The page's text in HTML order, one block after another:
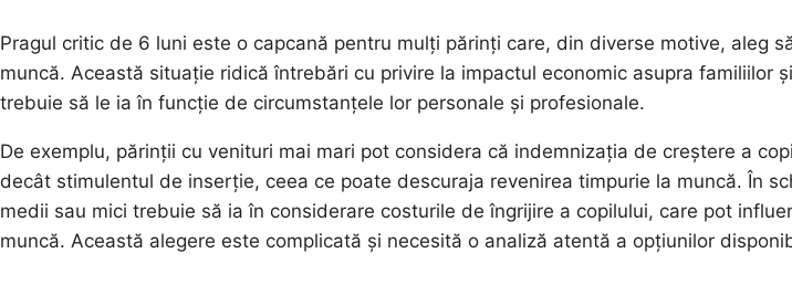
Pragul critic de 6 luni este o capcană pentru mulți părinți care, din diverse motive, aleg
muncă. Această situație ridică întrebări cu privire la impactul economic asupra familiilor
trebuie să le ia în funcție de circumstanțele lor personale și profesionale.
De exemplu, părinții cu venituri mai mari pot considera că indemnizația de creștere a
decât stimulentul de inserție, ceea ce poate descuraja revenirea timpurie la muncă. În
medii sau mici trebuie să ia în considerare costurile de îngrijire a copilului, care pot
muncă. Această alegere este complicată și necesită o analiză atentă a opțiunilor